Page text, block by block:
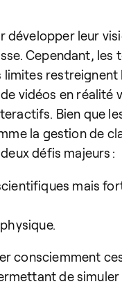
développer leur
Cependant, les
limites
vidéos en réalité
Bien que
la gestion de
défis majeurs :
mais
consciemment
de